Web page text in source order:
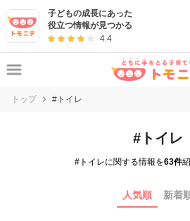
子どもの成長にあった
役立つ情報が見つかる
4.4
トップ #トイレ
#トイレ
#トイレに関する情報を63件
人気順 新着